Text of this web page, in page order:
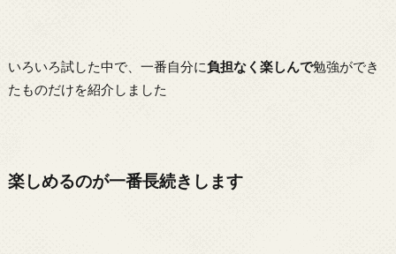
いろいろ試した中で、一番自分に負担なく楽しんで勉強ができ
たものだけを紹介しました
楽しめるのが一番長続きします